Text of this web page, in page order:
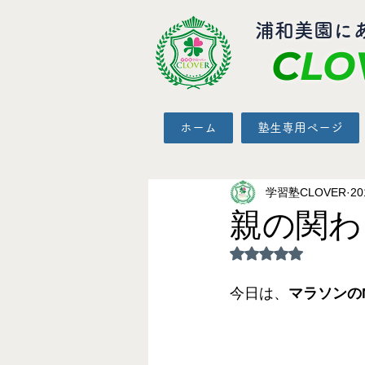
浦和美園に
C
ホーム 塾生専用ページ
親の関
学習塾CLOVER
5つ星のうちNaN
今日は、 マラソン